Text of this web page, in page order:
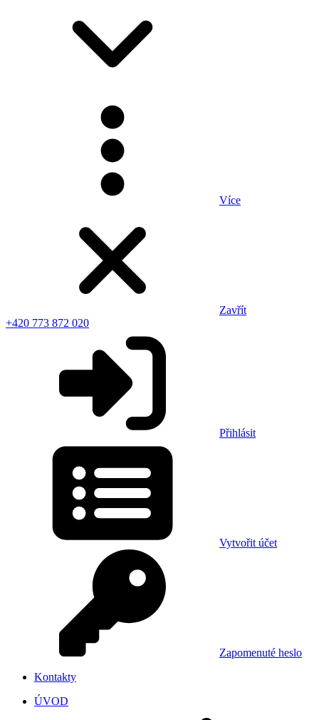
Více
Zavřít
+420 773 872 020
Přihlásit
Vytvořit účet
Zapomenuté heslo
Kontakty
ÚVOD